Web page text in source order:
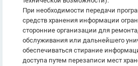
При необходимости передачи
средств хранения информации
сторонние организации для
обслуживания или дальнейшего
обеспечиваться стирание
доступа путем перезаписи мест